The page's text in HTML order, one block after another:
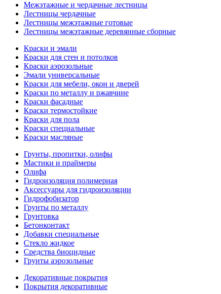
Межэтажные и чердачные лестницы
Лестницы чердачные
Лестницы межэтажные готовые
Лестницы межэтажные деревянные сборные
Краски и эмали
Краски для стен и потолков
Краски аэрозольные
Эмали универсальные
Краски для мебели, окон и дверей
Краски по металлу и ржавчине
Краски фасадные
Краски термостойкие
Краски для пола
Краски специальные
Краски масляные
Грунты, пропитки, олифы
Мастики и праймеры
Олифа
Гидроизоляция полимерная
Аксессуары для гидроизоляции
Гидрофобизатор
Грунты по металлу
Грунтовка
Бетонконтакт
Добавки специальные
Стекло жидкое
Средства биоцидные
Грунты аэрозольные
Декоративные покрытия
Покрытия декоративные